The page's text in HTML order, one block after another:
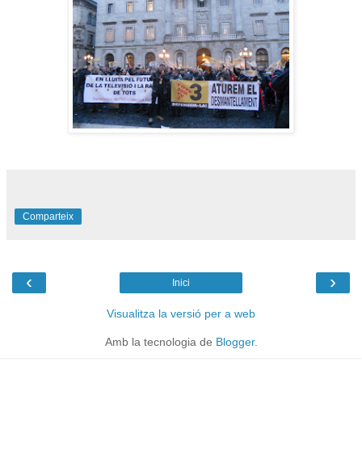
Comparteix
‹ ›
Inici
Visualitza la versió per a web
Amb la tecnologia de Blogger.